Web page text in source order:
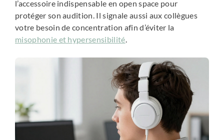
l’accessoire indispensable en open space pour
protéger son audition. Il signale aussi aux collègues
votre besoin de concentration afin d’éviter la
misophonie et hypersensibilité